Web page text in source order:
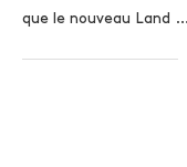
que le nouveau Land …